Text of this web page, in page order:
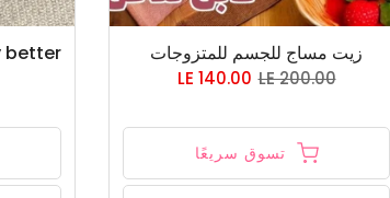
زيت مساج للجسم للمتزوجات
LE 200.00
LE 140.00
تسوق سريعًا